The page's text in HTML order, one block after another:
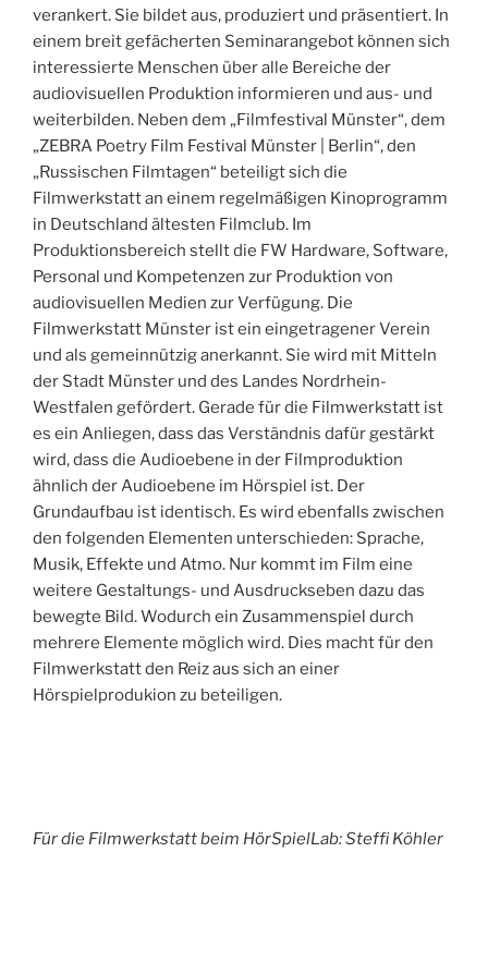
verankert. Sie bildet aus, produziert und präsentiert. In
einem breit gefächerten Seminarangebot können sich
interessierte Menschen über alle Bereiche der
audiovisuellen Produktion informieren und aus- und
weiterbilden. Neben dem „Filmfestival Münster“, dem
„ZEBRA Poetry Film Festival Münster | Berlin“, den
„Russischen Filmtagen“ beteiligt sich die
Filmwerkstatt an einem regelmäßigen Kinoprogramm
in Deutschland ältesten Filmclub. Im
Produktionsbereich stellt die FW Hardware, Software,
Personal und Kompetenzen zur Produktion von
audiovisuellen Medien zur Verfügung. Die
Filmwerkstatt Münster ist ein eingetragener Verein
und als gemeinnützig anerkannt. Sie wird mit Mitteln
der Stadt Münster und des Landes Nordrhein-
Westfalen gefördert. Gerade für die Filmwerkstatt ist
es ein Anliegen, dass das Verständnis dafür gestärkt
wird, dass die Audioebene in der Filmproduktion
ähnlich der Audioebene im Hörspiel ist. Der
Grundaufbau ist identisch. Es wird ebenfalls zwischen
den folgenden Elementen unterschieden: Sprache,
Musik, Effekte und Atmo. Nur kommt im Film eine
weitere Gestaltungs- und Ausdruckseben dazu das
bewegte Bild. Wodurch ein Zusammenspiel durch
mehrere Elemente möglich wird. Dies macht für den
Filmwerkstatt den Reiz aus sich an einer
Hörspielprodukion zu beteiligen.
Für die Filmwerkstatt beim HörSpielLab: Steffi Köhler